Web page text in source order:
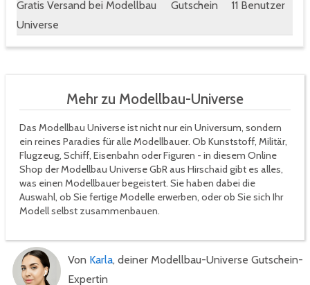
Gratis Versand bei Modellbau
Universe
Gutschein 11 Benutzer
Mehr zu Modellbau-Universe
Das Modellbau Universe ist nicht nur ein Universum, sondern
ein reines Paradies für alle Modellbauer. Ob Kunststoff, Militär,
Flugzeug, Schiff, Eisenbahn oder Figuren - in diesem Online
Shop der Modellbau Universe GbR aus Hirschaid gibt es alles,
was einen Modellbauer begeistert. Sie haben dabei die
Auswahl, ob Sie fertige Modelle erwerben, oder ob Sie sich Ihr
Modell selbst zusammenbauen.
Von Karla, deiner Modellbau-Universe Gutschein-
Expertin